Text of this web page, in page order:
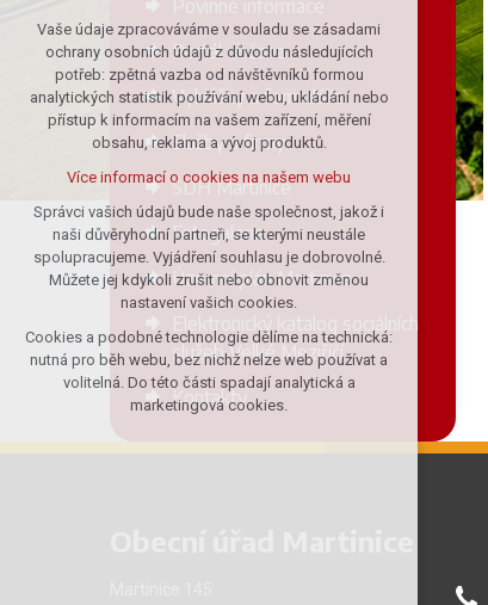
Portál občana
Vyhlášky a formuláře
Služby a firmy
SDH Martinice
Fotogalerie
Územní plán Martinice
služeb Velké Meziříčí
Kontakty
Technická cookies
nutná pro provozování webu
udržení kontextu stránek (session):
případná přihlášení, volby jazyka, apod.
Volitelná cookies
analytická pro anonymizované
vyhodnocení návštěvnosti
marketingová cookies (Google)
Více informací o cookies na našem webu
Přijmout všechny cookies
Odmítnout vše
Vaše údaje zpracováváme v souladu se zásadami
ochrany osobních údajů z důvodu následujících
potřeb: zpětná vazba od návštěvníků formou
analytických statistik používání webu, ukládání nebo
přístup k informacím na vašem zařízení, měření
obsahu, reklama a vývoj produktů.
Více informací o cookies na našem webu
Správci vašich údajů bude naše společnost, jakož i
naši důvěryhodní partneři, se kterými neustále
spolupracujeme. Vyjádření souhlasu je dobrovolné.
Můžete jej kdykoli zrušit nebo obnovit změnou
nastavení vašich cookies.
Cookies a podobné technologie dělíme na technická:
nutná pro běh webu, bez nichž nelze web používat a
volitelná. Do této části spadají analytická a
marketingová cookies.